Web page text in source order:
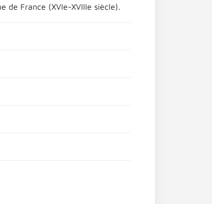
de France (XVIe-XVIIIe siècle).